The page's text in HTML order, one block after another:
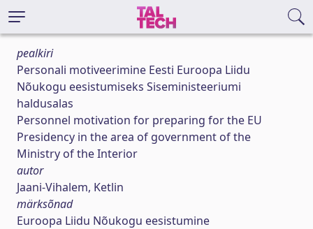
pealkiri
Personali motiveerimine Eesti Euroopa Liidu
Nõukogu eesistumiseks Siseministeeriumi
haldusalas
Personnel motivation for preparing for the EU
Presidency in the area of government of the
Ministry of the Interior
autor
Jaani-Vihalem, Ketlin
märksõnad
Euroopa Liidu Nõukogu eesistumine